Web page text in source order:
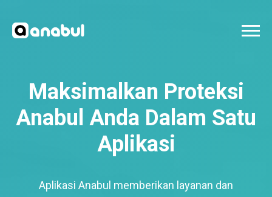
Maksimalkan Proteksi
Anabul Anda Dalam Satu
Aplikasi
Aplikasi Anabul memberikan layanan dan